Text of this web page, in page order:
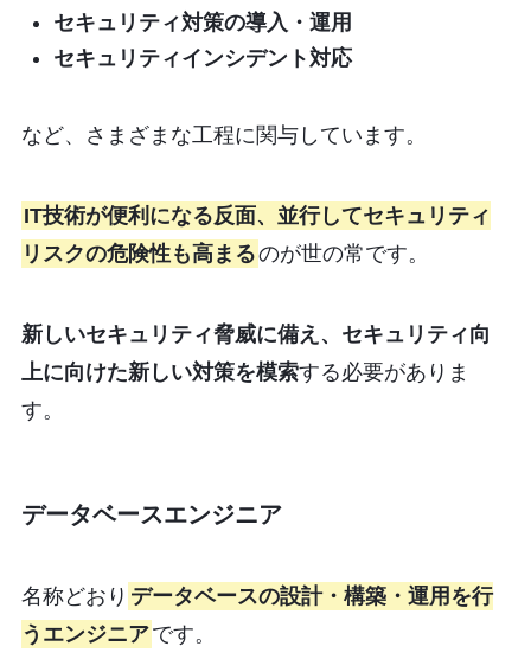
セキュリティ対策の導入・運用
セキュリティインシデント対応
など、さまざまな工程に関与しています。
IT技術が便利になる反面、並行してセキュリティ
リスクの危険性も高まるのが世の常です。
新しいセキュリティ脅威に備え、セキュリティ向
上に向けた新しい対策を模索する必要がありま
す。
データベースエンジニア
名称どおり データベースの設計・構築・運用を行
うエンジニアです。